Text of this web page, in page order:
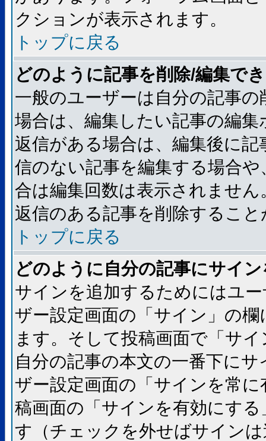
クションが表示されます。
トップに戻る
どのように記事を削除/編集で
一般のユーザーは自分の記事
場合は、編集したい記事の編
返信がある場合は、編集後に
信のない記事を編集する場合
合は編集回数は表示されませ
返信のある記事を削除するこ
トップに戻る
どのように自分の記事にサイ
サインを追加するためにはユ
ザー設定画面の「サイン」の
ます。そして投稿画面で「サ
自分の記事の本文の一番下に
ザー設定画面の「サインを常
稿画面の「サインを有効にす
す（チェックを外せばサイン